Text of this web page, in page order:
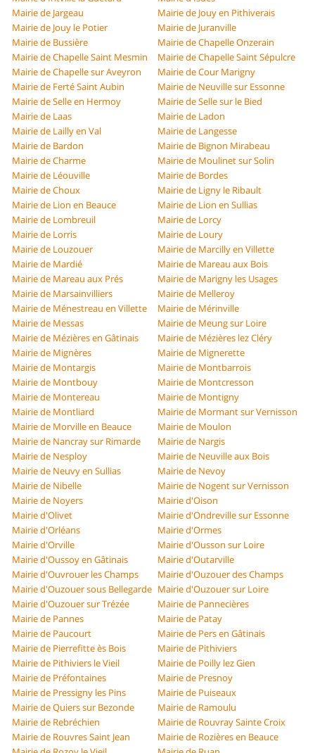
Mairie de Jargeau
Mairie de Jouy en Pithiverais
Mairie de Jouy le Potier
Mairie de Juranville
Mairie de Bussière
Mairie de Chapelle Onzerain
Mairie de Chapelle Saint Mesmin
Mairie de Chapelle Saint Sépulcre
Mairie de Chapelle sur Aveyron
Mairie de Cour Marigny
Mairie de Ferté Saint Aubin
Mairie de Neuville sur Essonne
Mairie de Selle en Hermoy
Mairie de Selle sur le Bied
Mairie de Laas
Mairie de Ladon
Mairie de Lailly en Val
Mairie de Langesse
Mairie de Bardon
Mairie de Bignon Mirabeau
Mairie de Charme
Mairie de Moulinet sur Solin
Mairie de Léouville
Mairie de Bordes
Mairie de Choux
Mairie de Ligny le Ribault
Mairie de Lion en Beauce
Mairie de Lion en Sullias
Mairie de Lombreuil
Mairie de Lorcy
Mairie de Lorris
Mairie de Loury
Mairie de Louzouer
Mairie de Marcilly en Villette
Mairie de Mardié
Mairie de Mareau aux Bois
Mairie de Mareau aux Prés
Mairie de Marigny les Usages
Mairie de Marsainvilliers
Mairie de Melleroy
Mairie de Ménestreau en Villette
Mairie de Mérinville
Mairie de Messas
Mairie de Meung sur Loire
Mairie de Mézières en Gâtinais
Mairie de Mézières lez Cléry
Mairie de Mignères
Mairie de Mignerette
Mairie de Montargis
Mairie de Montbarrois
Mairie de Montbouy
Mairie de Montcresson
Mairie de Montereau
Mairie de Montigny
Mairie de Montliard
Mairie de Mormant sur Vernisson
Mairie de Morville en Beauce
Mairie de Moulon
Mairie de Nancray sur Rimarde
Mairie de Nargis
Mairie de Nesploy
Mairie de Neuville aux Bois
Mairie de Neuvy en Sullias
Mairie de Nevoy
Mairie de Nibelle
Mairie de Nogent sur Vernisson
Mairie de Noyers
Mairie d'Oison
Mairie d'Olivet
Mairie d'Ondreville sur Essonne
Mairie d'Orléans
Mairie d'Ormes
Mairie d'Orville
Mairie d'Ousson sur Loire
Mairie d'Oussoy en Gâtinais
Mairie d'Outarville
Mairie d'Ouvrouer les Champs
Mairie d'Ouzouer des Champs
Mairie d'Ouzouer sous Bellegarde Mairie d'Ouzouer sur Loire
Mairie d'Ouzouer sur Trézée
Mairie de Pannecières
Mairie de Pannes
Mairie de Patay
Mairie de Paucourt
Mairie de Pers en Gâtinais
Mairie de Pierrefitte ès Bois
Mairie de Pithiviers
Mairie de Pithiviers le Vieil
Mairie de Poilly lez Gien
Mairie de Préfontaines
Mairie de Presnoy
Mairie de Pressigny les Pins
Mairie de Puiseaux
Mairie de Quiers sur Bezonde
Mairie de Ramoulu
Mairie de Rebréchien
Mairie de Rouvray Sainte Croix
Mairie de Rouvres Saint Jean
Mairie de Rozières en Beauce